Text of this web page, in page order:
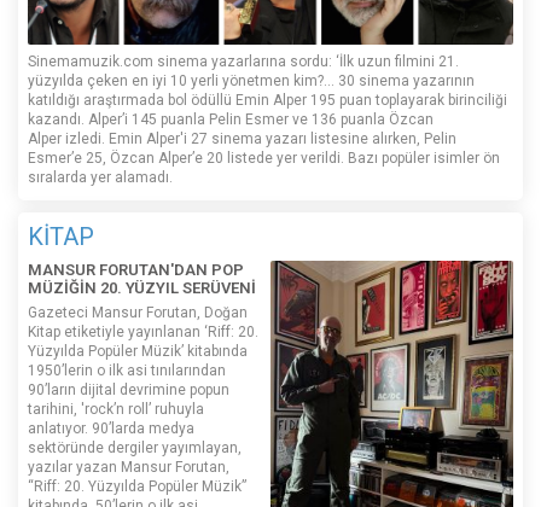
Sinemamuzik.com sinema yazarlarına sordu: ‘İlk uzun filmini 21.
yüzyılda çeken en iyi 10 yerli yönetmen kim?... 30 sinema yazarının
katıldığı araştırmada bol ödüllü Emin Alper 195 puan toplayarak birinciliği
kazandı. Alper’i 145 puanla Pelin Esmer ve 136 puanla Özcan
Alper izledi. Emin Alper'i 27 sinema yazarı listesine alırken, Pelin
Esmer’e 25, Özcan Alper’e 20 listede yer verildi. Bazı popüler isimler ön
sıralarda yer alamadı.
KİTAP
MANSUR FORUTAN'DAN POP
MÜZİĞİN 20. YÜZYIL SERÜVENİ
Gazeteci Mansur Forutan, Doğan
Kitap etiketiyle yayınlanan ‘Riff: 20.
Yüzyılda Popüler Müzik’ kitabında
1950’lerin o ilk asi tınılarından
90’ların dijital devrimine popun
tarihini, 'rock’n roll’ ruhuyla
anlatıyor. 90’larda medya
sektöründe dergiler yayımlayan,
yazılar yazan Mansur Forutan,
“Riff: 20. Yüzyılda Popüler Müzik”